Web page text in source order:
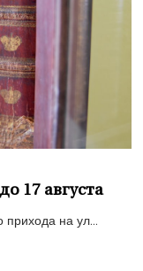
17 августа
прихода на ул...